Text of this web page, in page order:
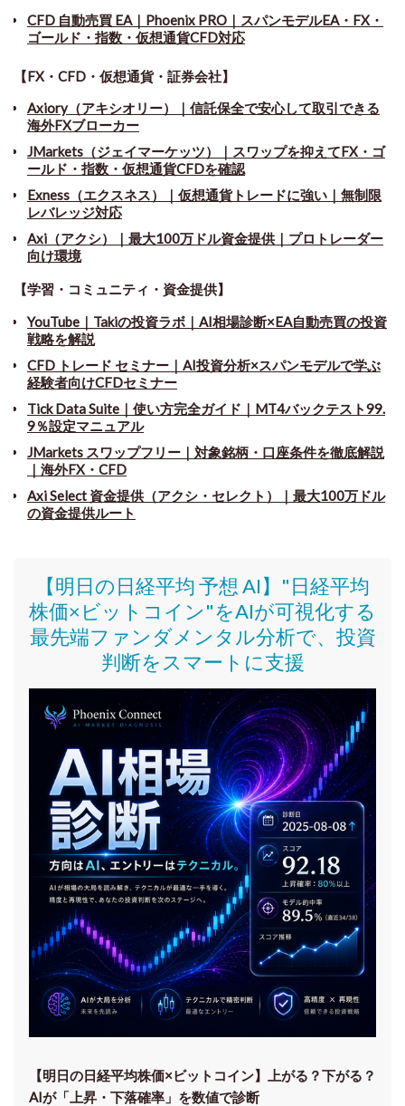
CFD 自動売買 EA｜Phoenix PRO｜スパンモデルEA・FX・
ゴールド・指数・仮想通貨CFD対応
【FX・CFD・仮想通貨・証券会社】
Axiory（アキシオリー）｜信託保全で安心して取引できる
海外FXブローカー
JMarkets（ジェイマーケッツ）｜スワップを抑えてFX・ゴ
ールド・指数・仮想通貨CFDを確認
Exness（エクスネス）｜仮想通貨トレードに強い｜無制限
レバレッジ対応
Axi（アクシ）｜最大100万ドル資金提供｜プロトレーダー
向け環境
【学習・コミュニティ・資金提供】
YouTube｜Takiの投資ラボ｜AI相場診断×EA自動売買の投資
戦略を解説
CFD トレード セミナー ｜ AI投資分析×スパンモデルで学ぶ
経験者向けCFDセミナー
Tick Data Suite ｜ 使い方完全ガイド｜MT4バックテスト99.
9％設定マニュアル
JMarkets スワップフリー ｜ 対象銘柄・口座条件を徹底解説
｜海外FX・CFD
Axi Select 資金提供（アクシ・セレクト）｜最大100万ドル
の資金提供ルート
【明日の日経平均 予想 AI】"日経平均
株価×ビットコイン"をAIが可視化する
最先端ファンダメンタル分析で、投資
判断をスマートに支援
【明日の⽇経平均株価×ビットコイン】上がる？下がる？
AIが「上昇・下落確率」を数値で診断